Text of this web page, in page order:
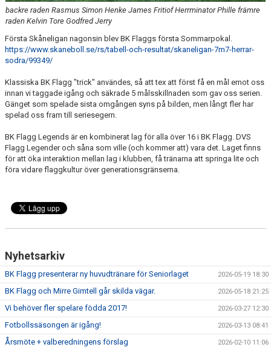
BILDGALLERI
DOKUMENT
KÖP FÖRENINGSKLÄDER
VÅRA PARTNERS!
backre raden Rasmus Simon Henke James Fritiof Herrminator Phille främre
raden Kelvin Tore Godfred Jerry
Första Skåneligan nagonsin blev BK Flaggs första Sommarpokal.
https://www.skaneboll.se/rs/tabell-och-resultat/skaneligan-7m7-herrar-
sodra/99349/
Klassiska BK Flagg "trick" användes, så att tex att först få en mål emot oss
innan vi taggade igång och säkrade 5 målsskillnaden som gav oss serien.
Gänget som spelade sista omgången syns på bilden, men långt fler har
spelad oss fram till seriesegern.
BK Flagg Legends är en kombinerat lag för alla över 16 i BK Flagg. DVS
Flagg Legender och såna som ville (och kommer att) vara det. Laget finns
för att öka interaktion mellan lag i klubben, få tränarna att springa lite och
föra vidare flaggkultur över generationsgränserna.
Nyhetsarkiv
BK Flagg presenterar ny huvudtränare för Seniorlaget 2026-05-19 18:30
BK Flagg och Mirre Gimtell går skilda vägar. 2026-05-18 21:25
Vi behöver fler spelare födda 2017! 2026-03-27 12:30
Fotbollssäsongen är igång! 2026-03-13 08:41
Årsmöte + valberedningens förslag 2026-02-10 11:06